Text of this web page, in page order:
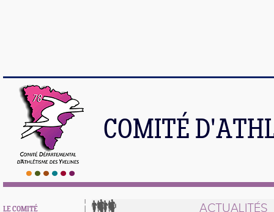
COMITÉ
LE COMITÉ ACTUALITÉS